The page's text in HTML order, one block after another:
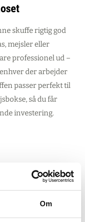
Om
skuffe rigtig god
mejsler eller
professionel ud –
der arbejder
passer perfekt til
så du får
investering.
denne skuffe både
tåler kemikalier,
at holde styr på